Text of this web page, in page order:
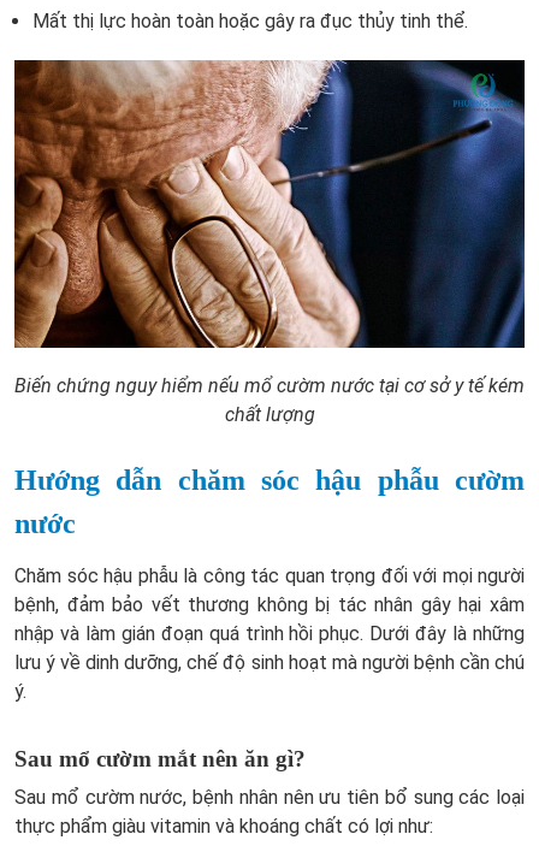
Mất thị lực hoàn toàn hoặc gây ra đục thủy tinh thể.
Biến chứng nguy hiểm nếu mổ cườm nước tại cơ sở y tế kém
chất lượng
Hướng dẫn chăm sóc hậu phẫu cườm
nước
Chăm sóc hậu phẫu là công tác quan trọng đối với mọi người
bệnh, đảm bảo vết thương không bị tác nhân gây hại xâm
nhập và làm gián đoạn quá trình hồi phục. Dưới đây là những
lưu ý về dinh dưỡng, chế độ sinh hoạt mà người bệnh cần chú
ý.
Sau mổ cườm mắt nên ăn gì?
Sau mổ cườm nước, bệnh nhân nên ưu tiên bổ sung các loại
thực phẩm giàu vitamin và khoáng chất có lợi như: